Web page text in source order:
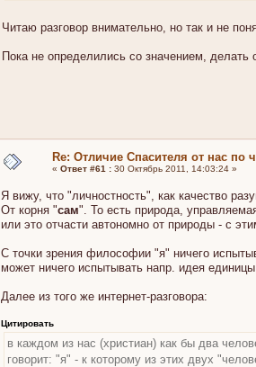
Читаю разговор внимательно, но так и не
Пока не определились со значением,
Re: Отличие Спасителя от нас по
« Ответ #61 : 30 Октябрь 2011, 14:03:24 »
Я вижу, что "личностность", как качество
От корня "сам". То есть природа,
или это отчасти автономно от природы - с
С точки зрения философии "я" ничего
может ничего испытывать напр. идея
Далее из того же интернет-разговора:
Цитировать
в каждом из нас (христиан) как бы два
говорит: "я" - к которому из этих двух